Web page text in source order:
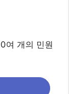
여 개의 민원